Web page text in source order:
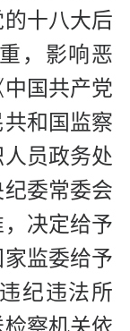
十八大后
，影响恶
国共产党
和国监察
员政务处
委常委会
决定给予
监委给予
纪违法所